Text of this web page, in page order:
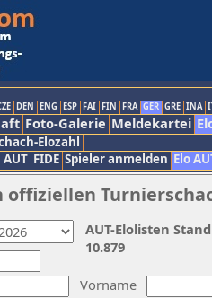
DEN ENG ESP FAI FIN FRA GER GRE INA
Foto-Galerie Meldekartei
Elozahl
FIDE Spieler anmelden Elo
Vorname
AUT-Elolisten
10.879